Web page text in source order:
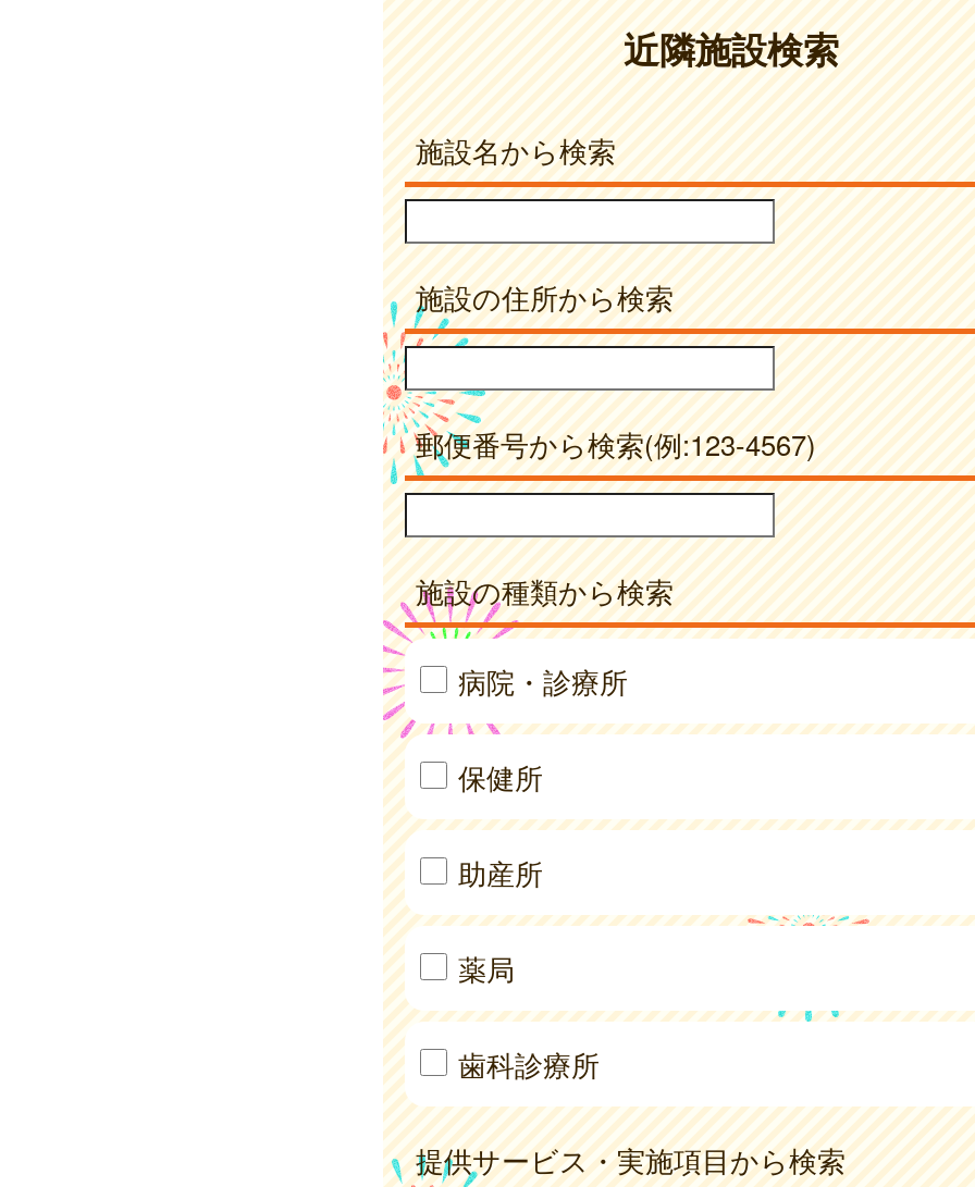
近隣施設検索
施設名から検索
施設の住所から検索
郵便番号から検索(例:123-4567)
施設の種類から検索
病院・診療所
保健所
助産所
薬局
歯科診療所
提供サービス・実施項目から検索